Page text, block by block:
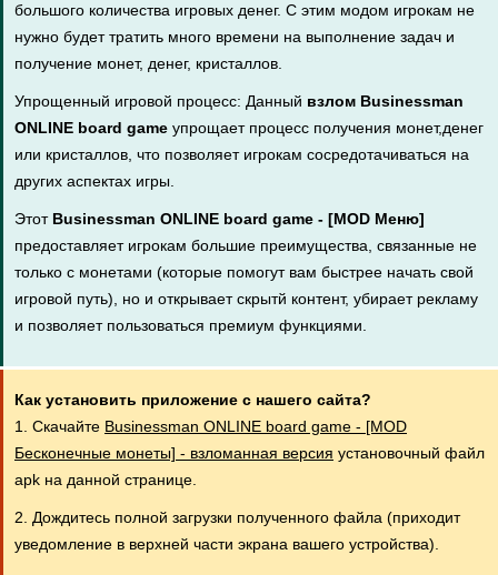
большого количества игровых денег. С этим модом игрокам не
нужно будет тратить много времени на выполнение задач и
получение монет, денег, кристаллов.
Упрощенный игровой процесс: Данный взлом Businessman
ONLINE board game упрощает процесс получения монет,денег
или кристаллов, что позволяет игрокам сосредотачиваться на
других аспектах игры.
Этот Businessman ONLINE board game - [MOD Меню]
предоставляет игрокам большие преимущества, связанные не
только с монетами (которые помогут вам быстрее начать свой
игровой путь), но и открывает скрытй контент, убирает рекламу
и позволяет пользоваться премиум функциями.
Как установить приложение с нашего сайта?
1. Скачайте Businessman ONLINE board game - [MOD
Бесконечные монеты] - взломанная версия установочный файл
apk на данной странице.
2. Дождитесь полной загрузки полученного файла (приходит
уведомление в верхней части экрана вашего устройства).